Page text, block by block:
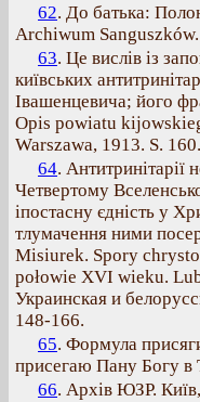
62. До батька:
Archiwum
63. Це вислів із
київських
Івашенцевича; його
Opis powiatu
Warszawa, 1913. S. 160.
64. Антитринітарії
Четвертому
іпостасну єдність у
тлумачення ними
Misiurek. Spory
połowie XVI wieku.
Украинская и
148-166.
65. Формула
присегаю Пану Богу в
66. Архів ЮЗР.